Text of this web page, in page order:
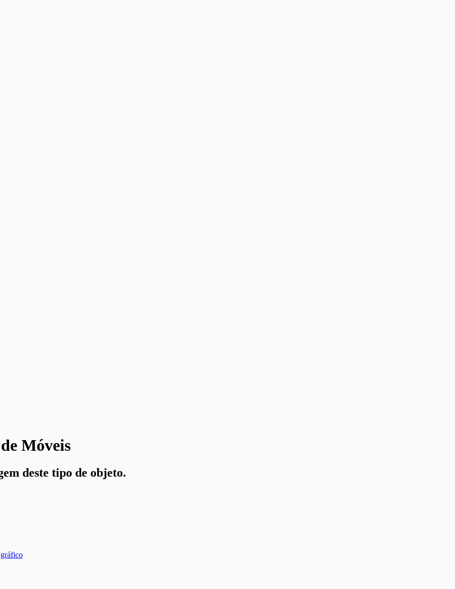
Móveis
deste tipo de objeto.